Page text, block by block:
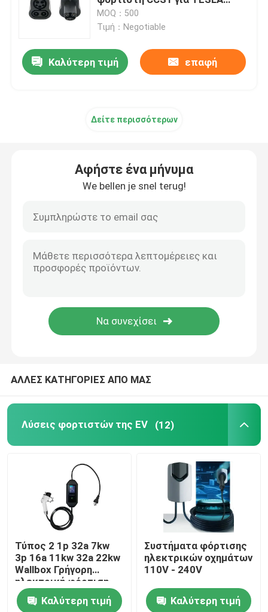
Προσαρμοστές φορτιστών της EV
EV που χρεώνει το συνδετήρα
EV που χρεώνει τα εξαρτήματα
Πίνακας διακόπτη αυτοκινήτου
Κλειδιά και κουμπιά αυτοκινήτων
Καλώδια και συνδετήρες
προσαρμογέα πρίζας
MOQ：500
Τιμή：Negotiable
Καλύτερη τιμή επαφή
Δείτε περισσότερων
Αφήστε ένα μήνυμα
We bellen je snel terug!
ΑΛΛΕΣ ΚΑΤΗΓΟΡΙΕΣ ΑΠΟ ΜΑΣ
Λύσεις φορτιστών της EV (12)
Τύπος 2 1p 32a 7kw
3p 16a 11kw 32a 22kw
Wallbox Γρήγορη
ηλεκτρική φόρτιση
Αυτοκίνητο Ev
σταθμός φόρτισης
Καλύτερη τιμή
Συστήματα φόρτισης
ηλεκτρικών οχημάτων
110V - 240V
Καλύτερη τιμή